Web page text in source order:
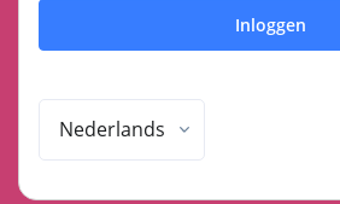
Inloggen
Nederlands